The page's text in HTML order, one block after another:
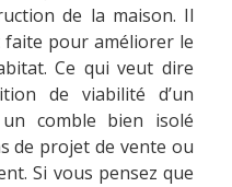
de la maison. Il
faite pour améliorer le
Ce qui veut dire
de viabilité d’un
comble bien isolé
de projet de vente ou
Si vous pensez que